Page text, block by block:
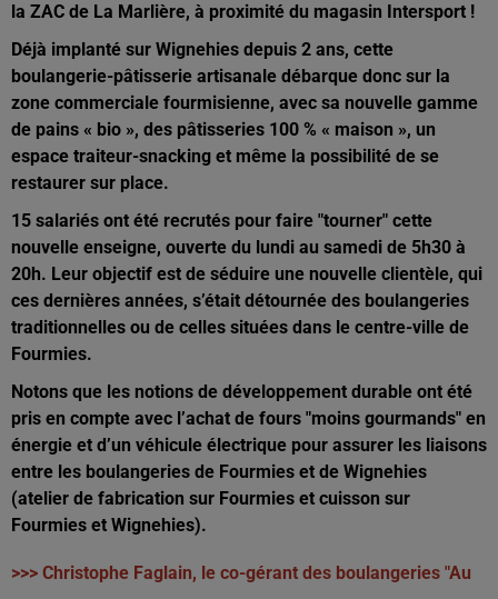
la ZAC de La Marlière, à proximité du magasin Intersport !
Déjà implanté sur Wignehies depuis 2 ans, cette
boulangerie-pâtisserie artisanale débarque donc sur la
zone commerciale fourmisienne, avec sa nouvelle gamme
de pains « bio », des pâtisseries 100 % « maison », un
espace traiteur-snacking et même la possibilité de se
restaurer sur place.
15 salariés ont été recrutés pour faire "tourner" cette
nouvelle enseigne, ouverte du lundi au samedi de 5h30 à
20h. Leur objectif est de séduire une nouvelle clientèle, qui
ces dernières années, s’était détournée des boulangeries
traditionnelles ou de celles situées dans le centre-ville de
Fourmies.
Notons que les notions de développement durable ont été
pris en compte avec l’achat de fours "moins gourmands" en
énergie et d’un véhicule électrique pour assurer les liaisons
entre les boulangeries de Fourmies et de Wignehies
(atelier de fabrication sur Fourmies et cuisson sur
Fourmies et Wignehies).
>>> Christophe Faglain, le co-gérant des boulangeries "Au